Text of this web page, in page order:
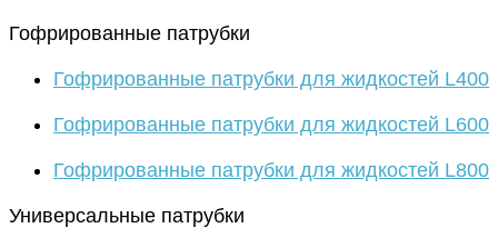
Гофрированные патрубки
Гофрированные патрубки для жидкостей L400
Гофрированные патрубки для жидкостей L600
Гофрированные патрубки для жидкостей L800
Универсальные патрубки